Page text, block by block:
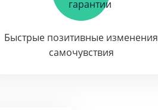
Быстрые позитивные изменения
самочувствия